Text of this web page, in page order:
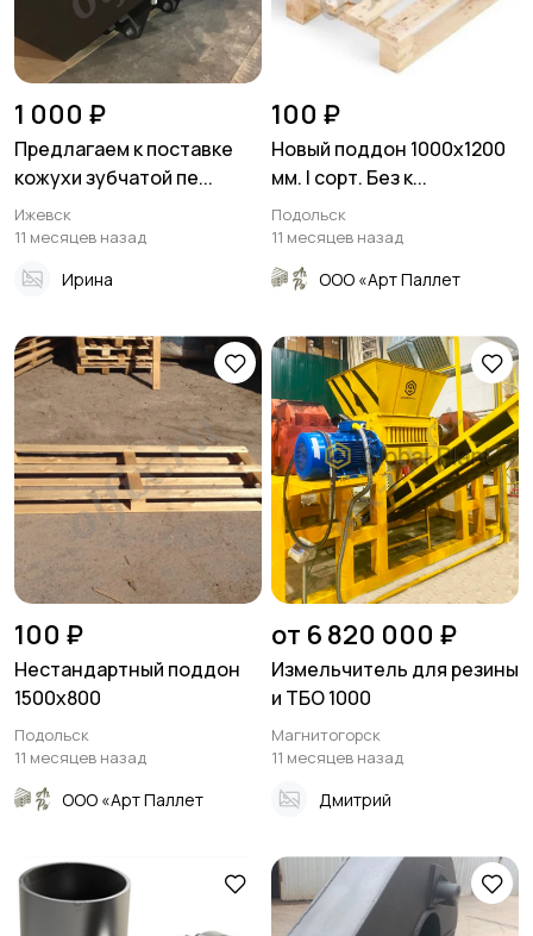
1 000 ₽
Предлагаем к поставке
кожухи зубчатой пе...
Ижевск
11 месяцев назад
Ирина
100 ₽
Новый поддон 1000х1200
мм. I сорт. Без к...
Подольск
11 месяцев назад
ООО «Арт Паллет
100 ₽
Нестандартный поддон
1500х800
Подольск
11 месяцев назад
ООО «Арт Паллет
от 6 820 000 ₽
Измельчитель для резины
и ТБО 1000
Магнитогорск
11 месяцев назад
Дмитрий